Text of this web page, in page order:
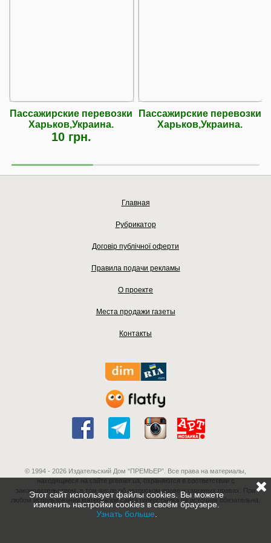
Пассажирские перевозки
Харьков,Украина.
10 грн.
Пассажирские перевозки
Харьков,Украина.
Главная
Рубрикатор
Договір публічної оферти
Правила подачи рекламы
О проекте
Места продажи газеты
Контакты
© 1994 - 2026 Издательский Дом “ПРЕМЬЕР”. Все права на материалы,
находящиеся на сайте premier.ua, охраняются в соответствии с
законодательством, в том числе об авторском праве и смежных правах. При
любом использовании материалов сайта гиперссылка на источник обязательна.
Этот сайт использует файлы cookies. Вы можете
изменить настройки cookies в своём браузере.
Узнать больше